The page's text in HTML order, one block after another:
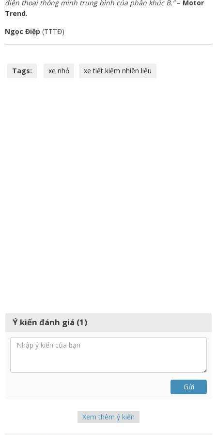
điện thoại thông minh trung bình của phân khúc B.”– Motor
Trend.
Ngọc Điệp (TTTĐ)
Tags: xe nhỏ xe tiết kiệm nhiên liệu
Ý kiến đánh giá (1)
Gửi
Xem thêm ý kiến